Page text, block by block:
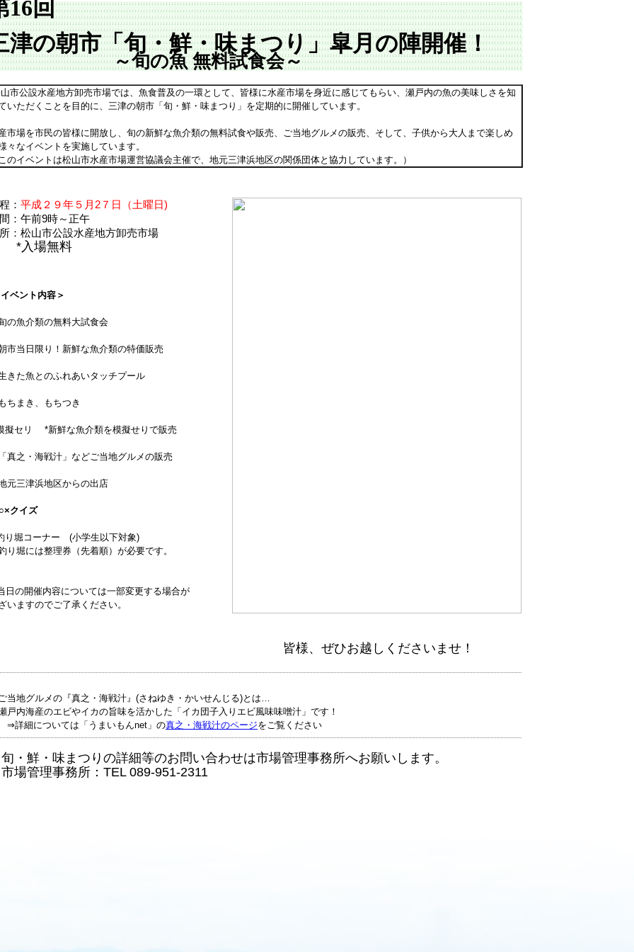
16回
津の朝市「旬・鮮・味まつり」皐月の陣開催！
～旬の魚 無料試食会～
市公設水産地方卸売市場では、魚食普及の一環として、皆様に水産市場を身近に感じてもらい、瀬戸内の魚の美味しさを知
いただくことを目的に、三津の朝市「旬・鮮・味まつり」を定期的に開催しています。
市場を市民の皆様に開放し、旬の新鮮な魚介類の無料試食や販売、ご当地グルメの販売、そして、子供から大人まで楽しめ
々なイベントを実施しています。
このイベントは松山市水産市場運営協議会主催で、地元三津浜地区の関係団体と協力しています。）
： 平成２９年５月2７日（土曜日)
：午前9時～正午
：松山市公設水産地方卸売市場
*入場無料
皆様、ぜひお越しくださいませ！
イベント内容＞
の魚介類の無料大試食会
市当日限り！新鮮な魚介類の特価販売
きた魚とのふれあいタッチプール
ちまき、もちつき
擬セリ *新鮮な魚介類を模擬せりで販売
真之・海戦汁」などご当地グルメの販売
元三津浜地区からの出店
○×クイズ
り堀コーナー (小学生以下対象)
り堀には整理券（先着順）が必要です。
日の開催内容については一部変更する場合が
いますのでご了承ください。
当地グルメの『真之・海戦汁』(さねゆき・かいせんじる)とは…
戸内海産のエビやイカの旨味を活かした「イカ団子入りエビ風味味噌汁」です！
細については「うまいもんnet」の真之・海戦汁のページをご覧ください
旬・鮮・味まつりの詳細等のお問い合わせは市場管理事務所へお願いします。
場管理事務所：TEL 089-951-2311